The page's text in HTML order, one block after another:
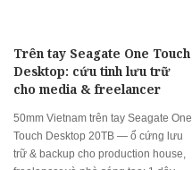
Trên tay Seagate One Touch
Desktop: cứu tinh lưu trữ
cho media & freelancer
50mm Vietnam trên tay Seagate One
Touch Desktop 20TB — ổ cứng lưu
trữ & backup cho production house,